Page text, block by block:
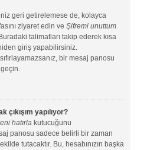
geri getirelemese de, kolayca
ziyaret edin ve Şifremi unuttum
talimatları takip ederek kısa
giriş yapabilirsiniz.
bir mesaj panosu
çıkışım yapılıyor?
hatırlakutucuğunu
panosu sadece belirli bir zaman
tutacaktır. Bu, hesabınızın başka